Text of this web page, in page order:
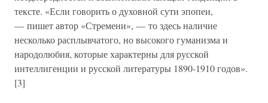
тексте. «Если говорить о духовной сути эпопеи,
— пишет автор «Стремени», — то здесь наличие
несколько расплывчатого, но высокого гуманизма и
народолюбия, которые характерны для русской
интеллигенции и русской литературы 1890-1910 годов».
[3]